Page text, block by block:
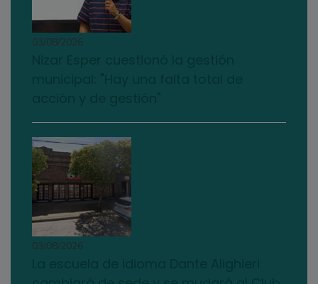
03/08/2026
03/08/2026